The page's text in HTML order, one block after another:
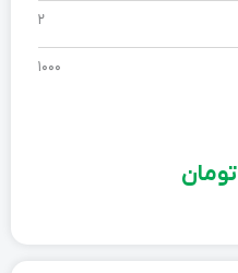
2
1000
تومان